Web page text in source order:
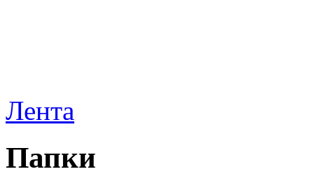
Лента
Папки